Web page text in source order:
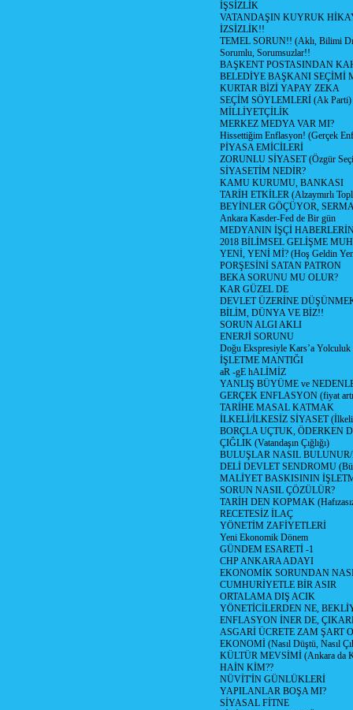
İŞSİZLİK
VATANDAŞIN KUYRUK
İZSİZLİK!!
TEMEL SORUN!! (Aklı, Bilimi
Sorumlu, Sorumsuzlar!!
BAŞKENT POSTASINDAN
BELEDİYE BAŞKANI SEÇİMİ
KURTAR BİZİ YAPAY ZEKA
SEÇİM SÖYLEMLERİ (Ak Parti)
MİLLİYETÇİLİK
MERKEZ MEDYA VAR MI?
Hissettiğim Enflasyon! (Gerçek
PİYASA EMİCİLERİ
ZORUNLU SİYASET (Özgür
SİYASETİM NEDİR?
KAMU KURUMU, BANKASI
TARİH ETKİLER (Alzaymırlı
BEYİNLER GÖÇÜYOR,
Ankara Kasder-Fed de Bir gün
MEDYANIN İŞÇİ
2018 BİLİMSEL GELİŞME
YENİ, YENİ Mİ? (Hoş Geldin
PORŞESİNİ SATAN PATRON
BEKA SORUNU MU OLUR?
KAR GÜZEL DE
DEVLET ÜZERİNE
BİLİM, DÜNYA VE BİZ!!
SORUN ALGI AKLI
ENERJİ SORUNU
Doğu Ekspresiyle Kars’a Yolculuk
İŞLETME MANTIĞI
aR -gE hALİMİZ
YANLIŞ BÜYÜME ve
GERÇEK ENFLASYON (fiyat
TARİHE MASAL KATMAK
İLKELİ/İLKESİZ SİYASET
BORÇLA UÇTUK, ÖDERKEN
ÇIĞLIK (Vatandaşın Çığlığı)
BULUŞLAR NASIL
DELİ DEVLET SENDROMU
MALİYET BASKISININ
SORUN NASIL ÇÖZÜLÜR?
TARİH DEN KOPMAK
RECETESİZ İLAÇ
YÖNETİM ZAFİYETLERİ
Yeni Ekonomik Dönem
GÜNDEM ESARETİ -1
CHP ANKARA ADAYI
EKONOMİK SORUNDAN
CUMHURİYETLE BİR ASIR
ORTALAMA DIŞ ACIK
YÖNETİCİLERDEN NE,
ENFLASYON İNER DE,
ASGARİ ÜCRETE ZAM ŞART
EKONOMİ (Nasıl Düştü, Nasıl
KÜLTÜR MEVSİMİ (Ankara da
HAİN KİM??
NÜVİT'İN GÜNLÜKLERİ
YAPILANLAR BOŞA MI?
SİYASAL FİTNE